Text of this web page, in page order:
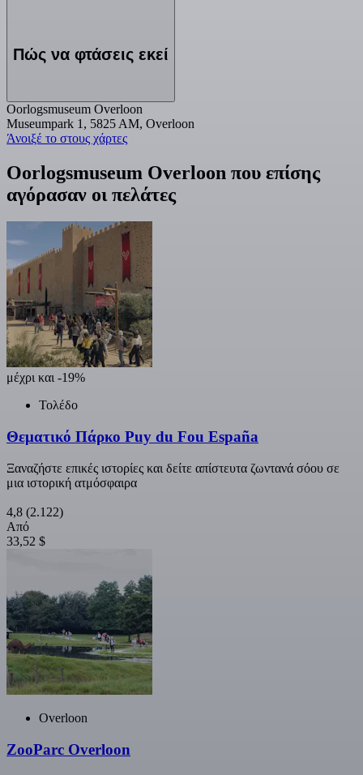
Πώς να φτάσεις εκεί
Oorlogsmuseum Overloon
Museumpark 1, 5825 AM, Overloon
Άνοιξέ το στους χάρτες
Oorlogsmuseum Overloon που επίσης
αγόρασαν οι πελάτες
μέχρι και -19%
Τολέδο
Θεματικό Πάρκο Puy du Fou España
Ξαναζήστε επικές ιστορίες και δείτε απίστευτα ζωντανά σόου σε
μια ιστορική ατμόσφαιρα
4,8 (2.122)
Από
33,52 $
Overloon
ZooParc Overloon